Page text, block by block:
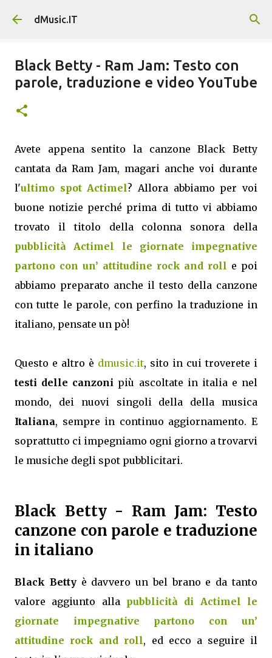
Passa ai contenuti principali
dMusic.IT
Black Betty - Ram Jam: Testo con
parole, traduzione e video YouTube
Avete appena sentito la canzone Black Betty
cantata da Ram Jam, magari anche voi durante
l'ultimo spot Actimel? Allora abbiamo per voi
buone notizie perché prima di tutto vi abbiamo
trovato il titolo della colonna sonora della
pubblicità Actimel le giornate impegnative
partono con un’ attitudine rock and roll e poi
abbiamo preparato anche il testo della canzone
con tutte le parole, con perfino la traduzione in
italiano, pensate un pò!
Questo e altro è dmusic.it, sito in cui troverete i
testi delle canzoni più ascoltate in italia e nel
mondo, dei nuovi singoli della della musica
Italiana, sempre in continuo aggiornamento. E
soprattutto ci impegniamo ogni giorno a trovarvi
le musiche degli spot pubblicitari.
Black Betty - Ram Jam: Testo
canzone con parole e traduzione
in italiano
Black Betty è davvero un bel brano e da tanto
valore aggiunto alla pubblicità di Actimel le
giornate impegnative partono con un’
attitudine rock and roll, ed ecco a seguire il